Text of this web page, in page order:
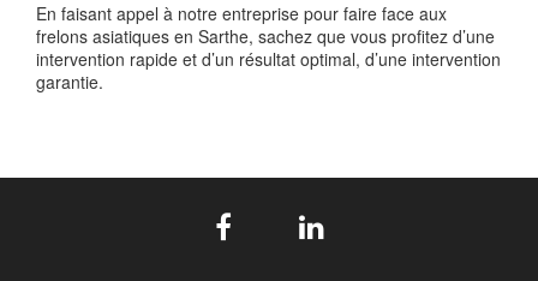
En faisant appel à notre entreprise pour faire face aux
frelons asiatiques en Sarthe, sachez que vous profitez d’une
intervention rapide et d’un résultat optimal, d’une intervention
garantie.